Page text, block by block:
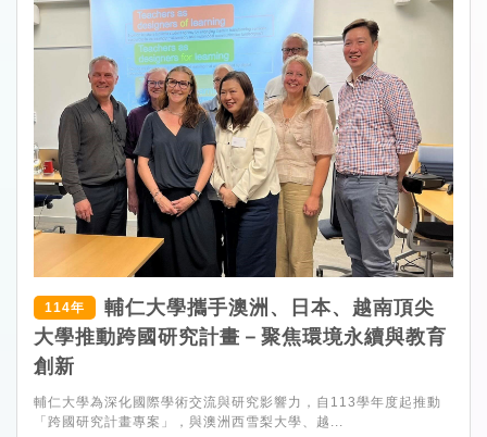
114年
輔仁大學攜手澳洲、日本、越南頂尖
大學推動跨國研究計畫－聚焦環境永續與教育
創新
輔仁大學為深化國際學術交流與研究影響力，自113學年度起推動
「跨國研究計畫專案」，與澳洲西雪梨大學、越...